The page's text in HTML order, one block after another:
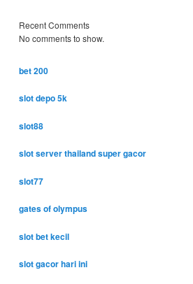
Recent Comments
No comments to show.
bet 200
slot depo 5k
slot88
slot server thailand super gacor
slot77
gates of olympus
slot bet kecil
slot gacor hari ini